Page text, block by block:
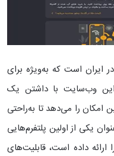
ایران است که به‌ویژه برای
وب‌سایت با داشتن یک
امکان را می‌دهد تا به‌راحتی
یکی از اولین پلتفرم‌هایی
داده است، قابلیت‌های